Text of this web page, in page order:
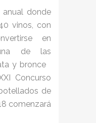
donde
vinos, con
en
de las
y bronce
Concurso
de
comenzará